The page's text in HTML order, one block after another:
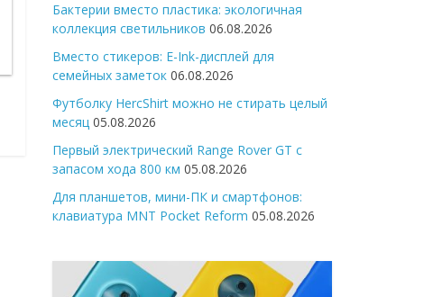
Бактерии вместо пластика: экологичная
коллекция светильников 06.08.2026
Вместо стикеров: E-Ink-дисплей для
семейных заметок 06.08.2026
Футболку HercShirt можно не стирать целый
месяц 05.08.2026
Первый электрический Range Rover GT с
запасом хода 800 км 05.08.2026
Для планшетов, мини-ПК и смартфонов:
клавиатура MNT Pocket Reform 05.08.2026